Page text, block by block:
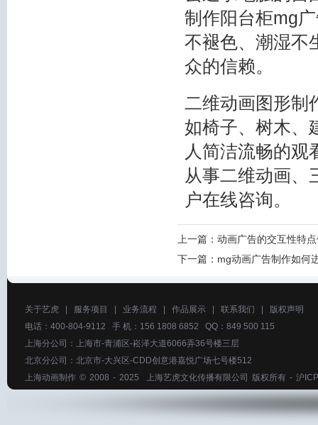
制作阳台柜mg
不褪色、潮湿不
众的信赖。
二维动画图形制
如椅子、树木、
人简洁流畅的观
从事二维动画、
户在线咨询。
上一篇： 动画广告的交互性特
下一篇： mg动画广告制作如何
关于艺虎 服务项目 业务流程 作品展示 联系我们
版权声明
电话：400-804-9112 手 机：156 1808 6852 QQ：849 500 115
上海分公司：上海市-青浦区-崧泽大道6066弄36号楼三层
北京分公司：北京市-大兴区-CDD创意港嘉悦广场七号楼512
上海动画制作 © 2008 - 2025 上海艺虎文化传播有限公司 版权所有 - 沪